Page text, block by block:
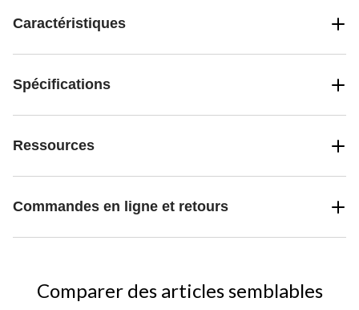
Caractéristiques
Spécifications
Ressources
Commandes en ligne et retours
Comparer des articles semblables